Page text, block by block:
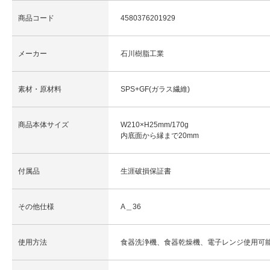
商品コード 4580376201929
メーカー 石川樹脂工業
素材・原材料 SPS+GF(ガラス繊維)
商品本体サイズ
W210×H25mm/170g
内底面から縁まで20mm
付属品 生涯破損保証書
その他仕様 A＿36
使用方法 食器洗浄機、食器乾燥機、電子レンジ使用可